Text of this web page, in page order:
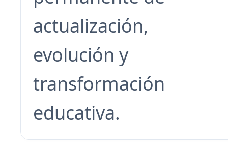
actualización,
evolución y
transformación
educativa.